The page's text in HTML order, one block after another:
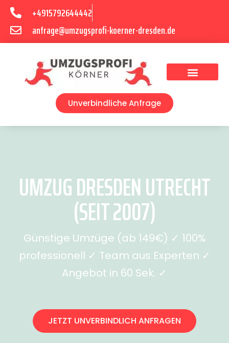
+4915792644442
anfrage@umzugsprofi-koerner-dresden.de
Unverbindliche Anfrage
UMZUG DRESDEN UTRECHT
(SEIT 2007)
Günstige Umzüge (ab 149€) ✓ 100%
professionell ✓ Team aus Experten ✓
Angebot in 60 Sek. ✓
JETZT UNVERBINDLICH ANFRAGEN